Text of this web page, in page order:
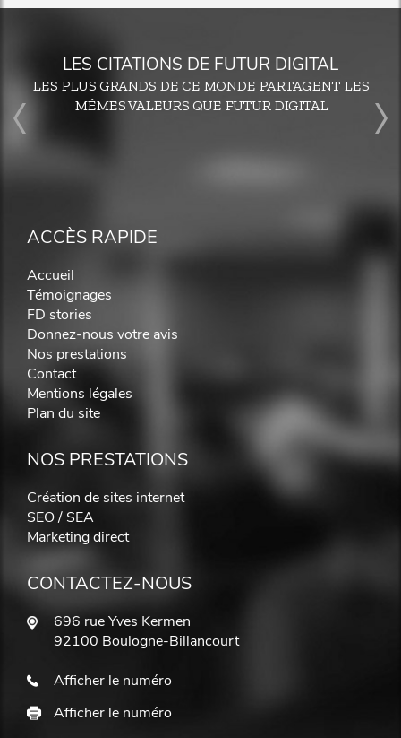
LES CITATIONS DE FUTUR DIGITAL
LES PLUS GRANDS DE CE MONDE PARTAGENT LES
MÊMES VALEURS QUE FUTUR DIGITAL
ACCÈS RAPIDE
Accueil
Témoignages
FD stories
Donnez-nous votre avis
Nos prestations
Contact
Mentions légales
Plan du site
NOS PRESTATIONS
Création de sites internet
SEO / SEA
Marketing direct
CONTACTEZ-NOUS
696 rue Yves Kermen
92100 Boulogne-Billancourt
Afficher le numéro
Afficher le numéro